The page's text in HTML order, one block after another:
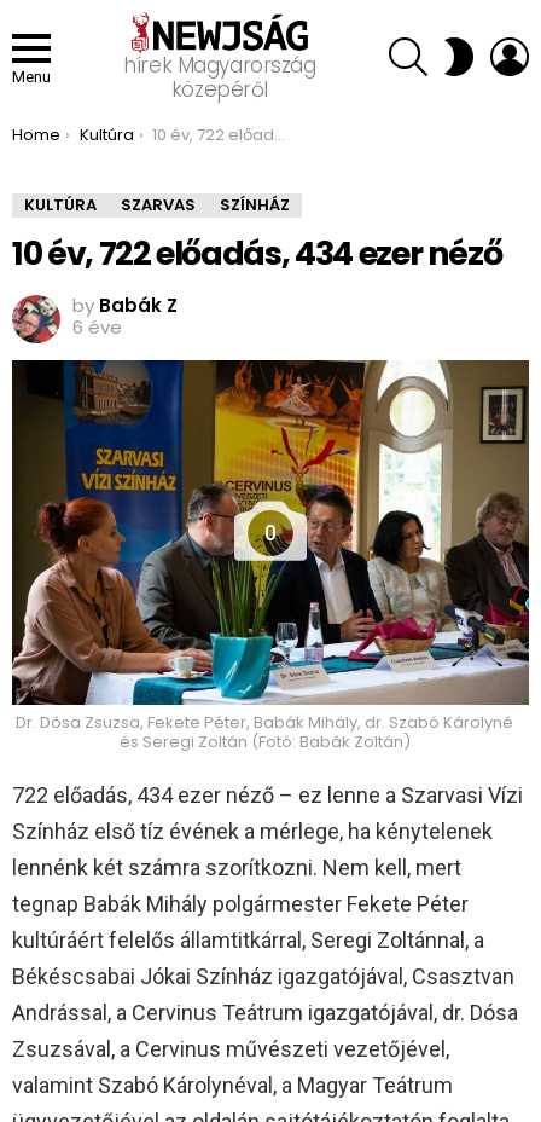
Menu
hírek Magyarország
közepéről
SEARCH SWITCH
SKIN
You are here:
Home Kultúra 10 év, 722 előadás, 434 ezer néző
KULTÚRA SZARVAS SZÍNHÁZ
10 év, 722 előadás, 434 ezer néző
by Babák Z
6 éve
0
Dr. Dósa Zsuzsa, Fekete Péter, Babák Mihály, dr. Szabó Károlyné
és Seregi Zoltán (Fotó: Babák Zoltán)
722 előadás, 434 ezer néző – ez lenne a Szarvasi Vízi
Színház első tíz évének a mérlege, ha kénytelenek
lennénk két számra szorítkozni. Nem kell, mert
tegnap Babák Mihály polgármester Fekete Péter
kultúráért felelős államtitkárral, Seregi Zoltánnal, a
Békéscsabai Jókai Színház igazgatójával, Csasztvan
Andrással, a Cervinus Teátrum igazgatójával, dr. Dósa
Zsuzsával, a Cervinus művészeti vezetőjével,
valamint Szabó Károlynéval, a Magyar Teátrum